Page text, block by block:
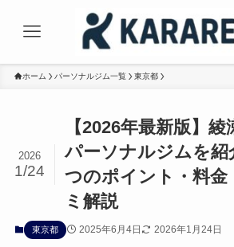
ホーム パーソナルジム一覧 東京都
【2026年最新版】
パーソナルジムを紹
つのポイント・料金
ミ解説
2026
1/24
東京都 2025年6月4日 2026年1月24日